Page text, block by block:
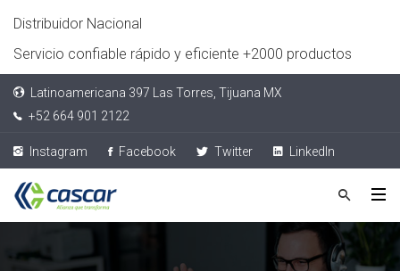
Distribuidor Nacional
Servicio confiable rápido y eficiente +2000 productos
Latinoamericana 397 Las Torres, Tijuana MX
+52 664 901 2122
Instagram Facebook Twitter LinkedIn